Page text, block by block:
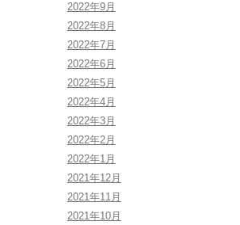
2022年9月
2022年8月
2022年7月
2022年6月
2022年5月
2022年4月
2022年3月
2022年2月
2022年1月
2021年12月
2021年11月
2021年10月